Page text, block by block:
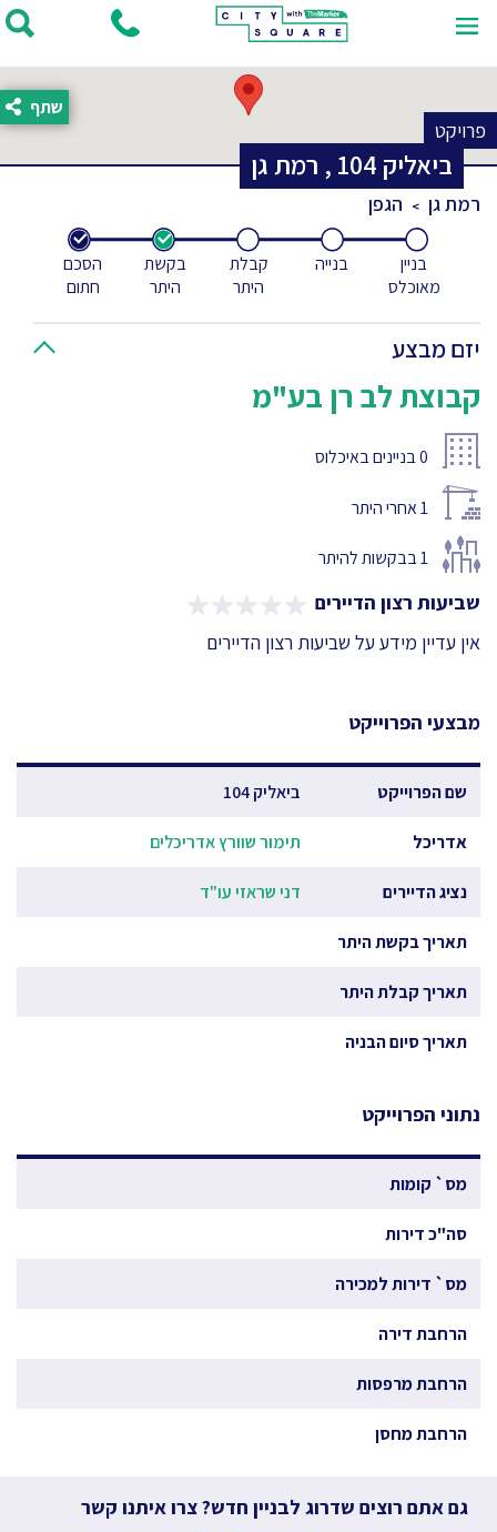
פרויקט
ביאליק 104
, רמת גן
שתף
רמת גן הגפן
בניין
מאוכלס
בנייה
קבלת
היתר
בקשת
היתר
הסכם
חתום
יזם מבצע
קבוצת לב רן בע"מ
0בניינים באיכלוס
1אחרי היתר
1בבקשות להיתר
שביעות רצון הדיירים
אין עדיין מידע על שביעות רצון הדיירים
מבצעי הפרוייקט
שם הפרוייקט ביאליק 104
אדריכל תימור שוורץ אדריכלים
נציג הדיירים דני שראזי עו"ד
תאריך בקשת היתר
תאריך קבלת היתר
תאריך סיום הבניה
נתוני הפרוייקט
מס` קומות
סה"כ דירות
מס` דירות למכירה
הרחבת דירה
הרחבת מרפסות
הרחבת מחסן
גם אתם רוצים שדרוג לבניין חדש? צרו איתנו קשר